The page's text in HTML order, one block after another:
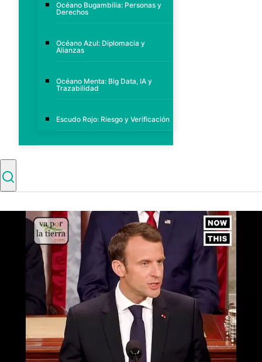
Océano Bugambilia: Personas y
Derechos
Océano Azul: Diplomacia y
Alianzas
Océano Menta: Big Data, IA y
Trazabilidad
Escudo Rojo: Riesgo y Verificación